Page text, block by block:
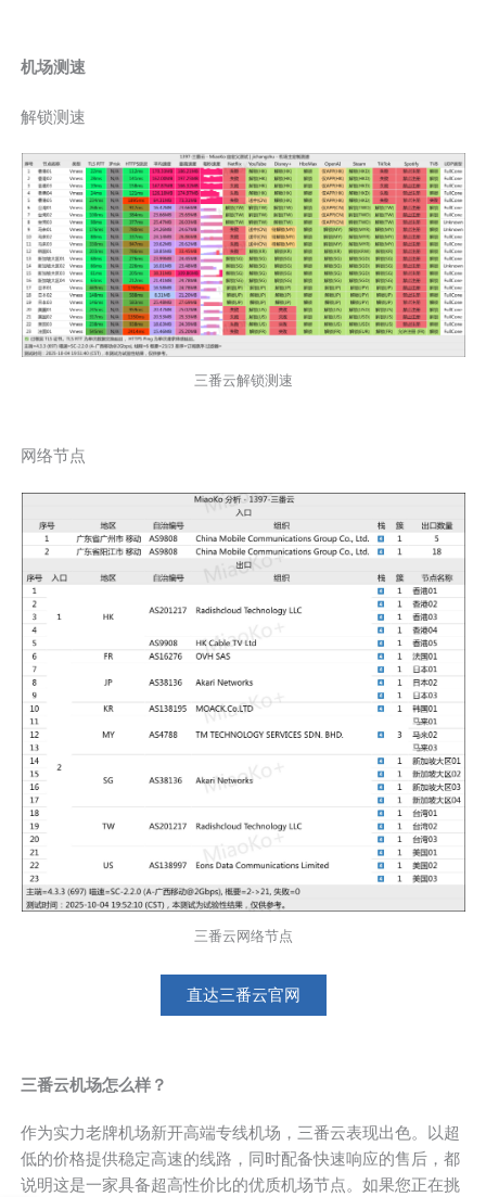
机场测速
解锁测速
三番云解锁测速
网络节点
三番云网络节点
直达三番云官网
三番云机场怎么样？
作为实力老牌机场新开高端专线机场，三番云表现出色。以超
低的价格提供稳定高速的线路，同时配备快速响应的售后，都
说明这是一家具备超高性价比的优质机场节点。如果您正在挑